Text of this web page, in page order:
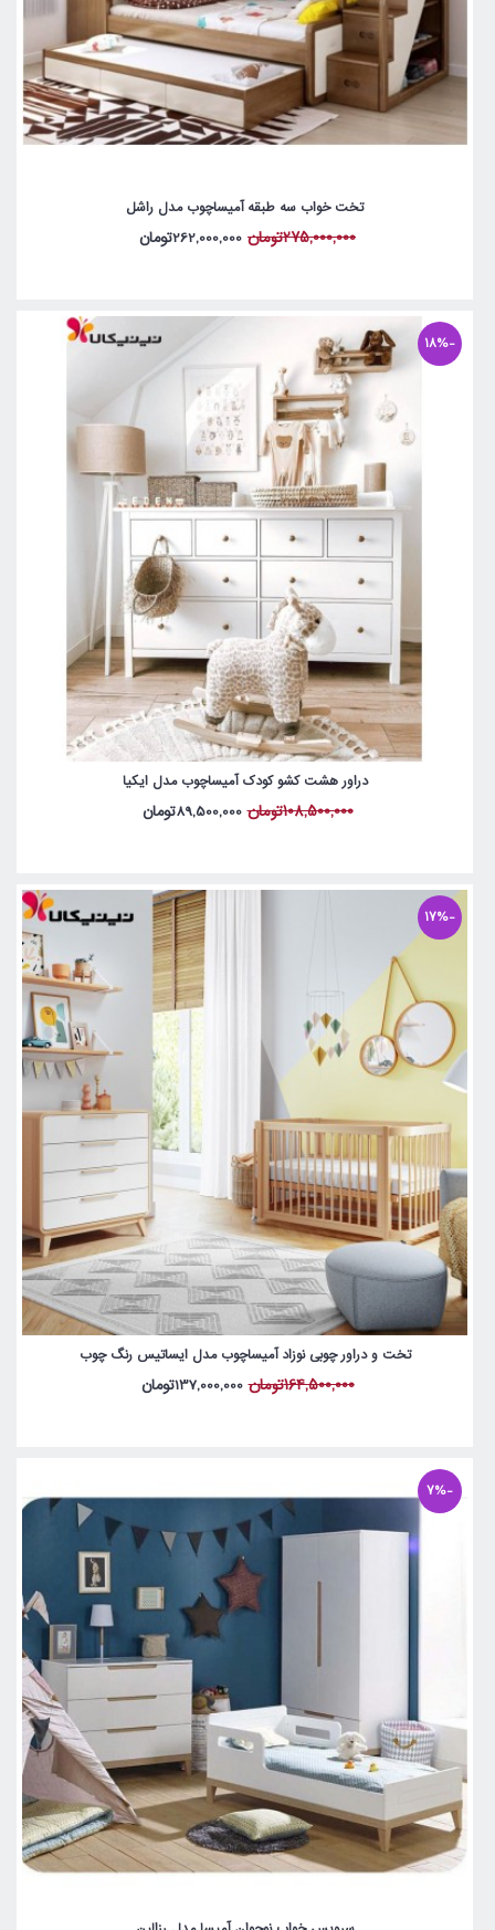
تخت خواب سه طبقه آمیساچوب مدل راشل
275,000,000تومان 262,000,000تومان
-18%
دراور هشت کشو کودک آمیساچوب مدل ایکیا
108,500,000تومان 89,500,000تومان
-17%
تخت و دراور چوبی نوزاد آمیساچوب مدل ایساتیس رنگ چوب
164,500,000تومان 137,000,000تومان
-7%